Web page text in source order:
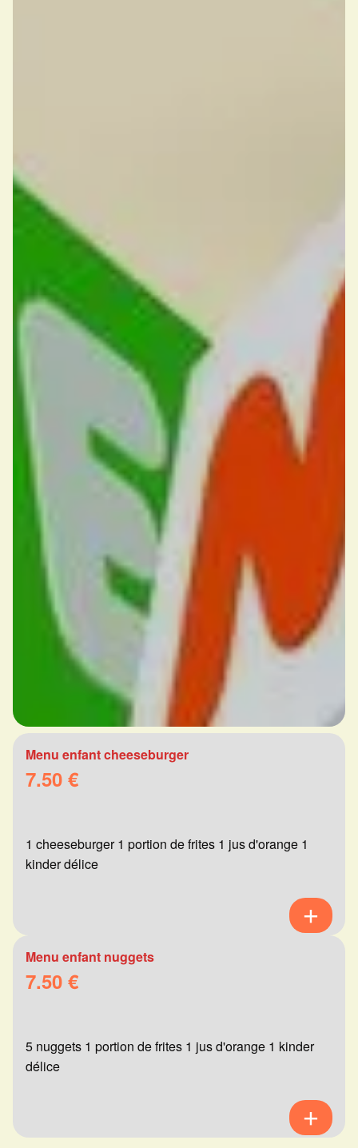
Menu enfant cheeseburger
7.50 €
1 cheeseburger 1 portion de frites 1 jus d'orange 1
kinder délice
Menu enfant nuggets
7.50 €
5 nuggets 1 portion de frites 1 jus d'orange 1 kinder
délice